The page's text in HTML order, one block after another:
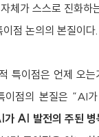
체가 스스로 진화하
점 논의의 본질이다.
특이점은 언제 오
이점의 본질은 “AI
가 AI 발전의 주된 병